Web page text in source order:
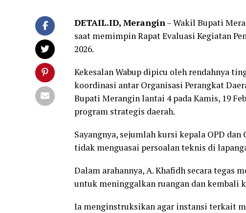
DETAIL.ID, Merangin– Wakil Bupati
saat memimpin Rapat Evaluasi Kegiatan
2026.
Kekesalan Wabup dipicu oleh rendahnya
koordinasi antar Organisasi Perangkat
Bupati Merangin lantai 4 pada Kamis, 19
program strategis daerah.
Sayangnya, sejumlah kursi kepala OPD
tidak menguasai persoalan teknis di
Dalam arahannya, A. Khafidh secara tegas
untuk meninggalkan ruangan dan kembali
Ia menginstruksikan agar instansi terkait